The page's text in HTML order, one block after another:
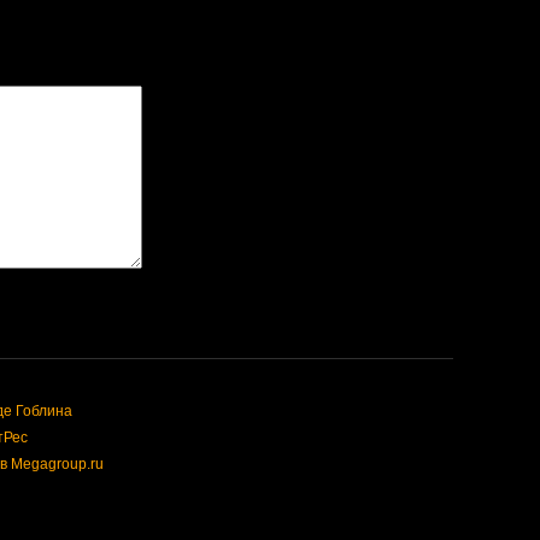
Гоблина
Megagroup.ru